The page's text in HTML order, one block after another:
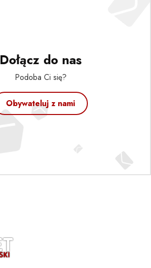
Dołącz do nas
Podoba Ci się?
Obywateluj z nami